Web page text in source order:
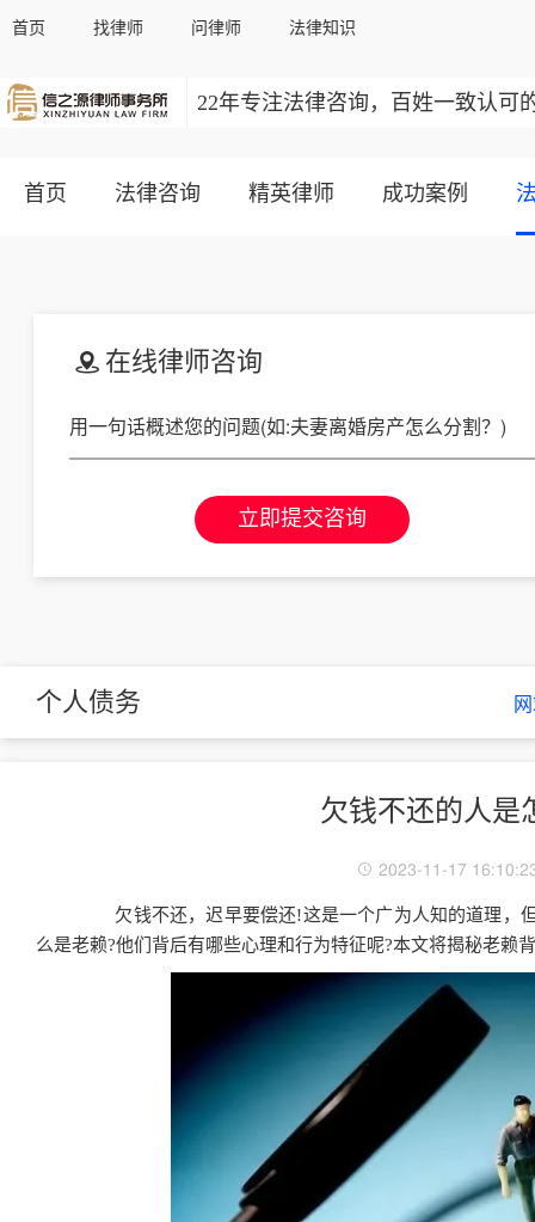
首页 找律师 问律师 法律知识
22年专注法律咨询，百姓一致认可
首页 法律咨询 精英律师 成功案例
在线律师咨询
立即提交咨询
个人债务
欠钱不还的人是
2023-11-17
欠钱不还，迟早要偿还!这是一个广为人知的道理，
么是老赖?他们背后有哪些心理和行为特征呢?本文将揭秘老赖